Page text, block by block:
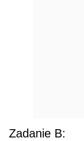
Zadanie B: